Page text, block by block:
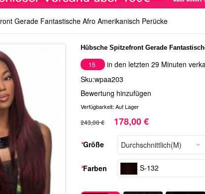
Gerade Fantastische Afro Amerikanisch Perücke
Hübsche Spitzefront Gerade
15
in den letzten 29 Minuten
Sku:wpaa203
Bewertung hinzufügen
Verfügbarkeit: Auf Lager
243,00 € 178,00 €
*Größe
*Farben S-132